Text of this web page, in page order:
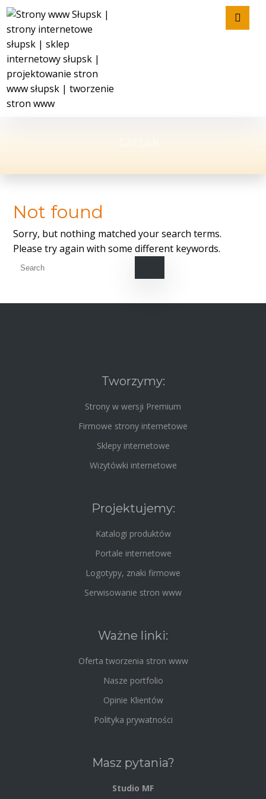
Not found
Sorry, but nothing matched your search terms.
Please try again with some different keywords.
Tworzymy:
Strony w wersji Premium
Firmowe strony internetowe
Sklepy internetowe
Wizytówki internetowe
Projektujemy:
Katalogi produktów
Portale internetowe
Logotypy, znaki firmowe
Serwisowanie stron www
Ważne linki:
Oferta tworzenia stron www
Nasze portfolio
Opinie Klientów
Polityka prywatności
Masz pytania?
Studio MF